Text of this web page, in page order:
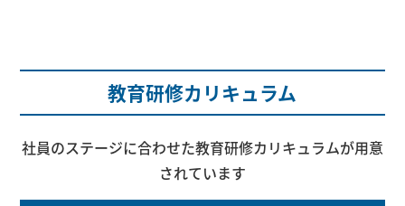
教育研修カリキュラム
社員のステージに合わせた教育研修カリキュラムが用意
されています